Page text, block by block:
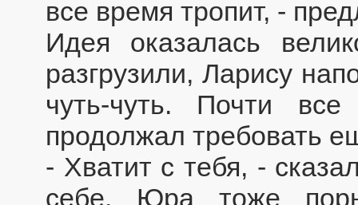
все время тропит, -
Идея оказалась
разгрузили, Ларису
чуть-чуть. Почти
продолжал требовать
- Хватит с тебя, -
себе. Юра тоже